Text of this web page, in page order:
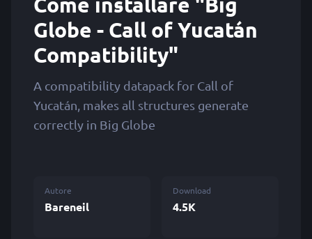
Globe - Call of Yucatán
Compatibility"
A compatibility datapack for Call of
Yucatán, makes all structures generate
correctly in Big Globe
Autore
Bareneil
Download
4.5K